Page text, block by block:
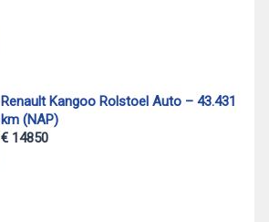
Renault Kangoo Rolstoel Auto – 43.431
km (NAP)
€ 14850